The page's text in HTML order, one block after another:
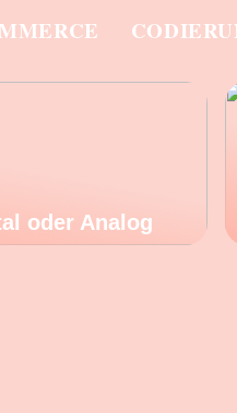
oder Analog